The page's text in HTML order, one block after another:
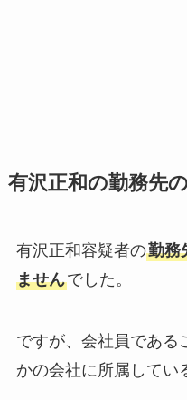
有沢正和の勤務先
有沢正和容疑者の勤務
ませんでした。
ですが、会社員である
かの会社に所属してい